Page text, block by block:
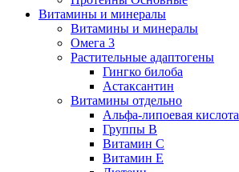
Витамины и минералы
Витамины и минералы
Омега 3
Растительные адаптогены
Гингко билоба
Астаксантин
Витамины отдельно
Альфа-липоевая кислота
Группы B
Витамин С
Витамин Е